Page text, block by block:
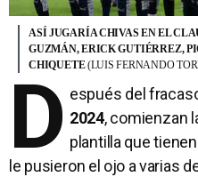
ASÍ JUGARÍA CHIVAS EN EL
GUZMÁN, ERICK GUTIÉRREZ,
CHIQUETE(LUIS FERNANDO
D espués del
2024, comienzan
plantilla que
le pusieron el ojo a varias